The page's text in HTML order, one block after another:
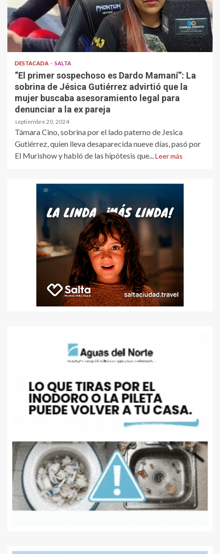
DESTACADA SALTA
“El primer sospechoso es Dardo Mamaní”: La
sobrina de Jésica Gutiérrez advirtió que la
mujer buscaba asesoramiento legal para
denunciar a la ex pareja
septiembre 20, 2024
Támara Cino, sobrina por el lado paterno de Jesica
Gutiérrez, quien lleva desaparecida nueve días, pasó por
El Murishow y habló de las hipótesis que... Leer más